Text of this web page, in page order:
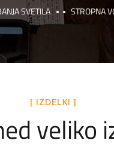
SVETILA STROPNA
[ IZDELKI ]
veliko